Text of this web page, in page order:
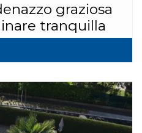
graziosa
tranquilla